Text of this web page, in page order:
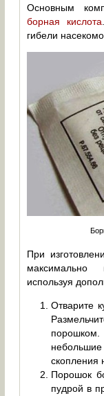
Основным
борная кислота
гибели
При
максимально
используя
Отварите
скопления
Порошок
пудрой в